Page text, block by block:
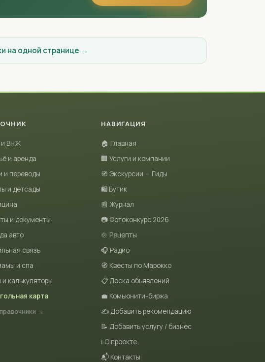
на одной странице →
и ВНЖ
и аренда
и переводы
и детсады
и документы
авто
связь
и спа
калькуляторы
карта
→
НАВИГАЦИЯ
🏠 Главная
🏢 Услуги и компании
🧭 Экскурсии – Гиды
🛍 Бутик
📰 Журнал
📷 Фотоконкурс 2026
🍲 Рецепты
🎧 Радио
🧭 Квесты по Марокко
📋 Доска объявлений
💼 Комьюнити-биржа
✍️ Добавить рекомендацию
📝 Добавить услугу / бизнес
ℹ️ О проекте
📬 Контакты